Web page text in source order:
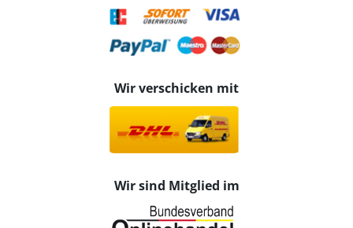
Wir verschicken mit
Wir sind Mitglied im